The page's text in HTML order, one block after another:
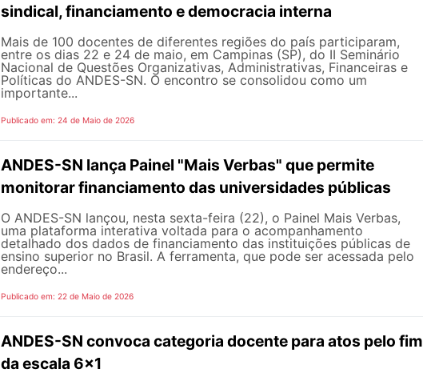
sindical, financiamento e democracia interna
Mais de 100 docentes de diferentes regiões do país participaram,
entre os dias 22 e 24 de maio, em Campinas (SP), do II Seminário
Nacional de Questões Organizativas, Administrativas, Financeiras e
Políticas do ANDES-SN. O encontro se consolidou como um
importante...
Publicado em: 24 de Maio de 2026
ANDES-SN lança Painel "Mais Verbas" que permite
monitorar financiamento das universidades públicas
O ANDES-SN lançou, nesta sexta-feira (22), o Painel Mais Verbas,
uma plataforma interativa voltada para o acompanhamento
detalhado dos dados de financiamento das instituições públicas de
ensino superior no Brasil. A ferramenta, que pode ser acessada pelo
endereço...
Publicado em: 22 de Maio de 2026
ANDES-SN convoca categoria docente para atos pelo fim
da escala 6x1